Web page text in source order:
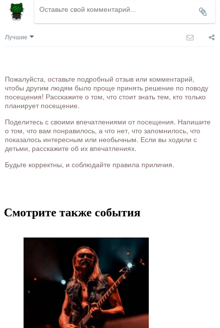
Лучшие
Пожалуйста, оставьте подробный отзыв или комментарий,
чтобы другим людям было проще принять решение по поводу
посещения! Расскажите о том, что стоит знать тем, кто только
планирует посещение.
Поделитесь с своими впечатлениями от посещения. Напишите
о том, что вам понравилось, а что нет, что запомнилось, что
показалось интересным или необычным. Если вы ходили с
детьми, расскажите об их впечатлениях.
Будьте корректны, и соблюдайте правила приличия.
Смотрите также события